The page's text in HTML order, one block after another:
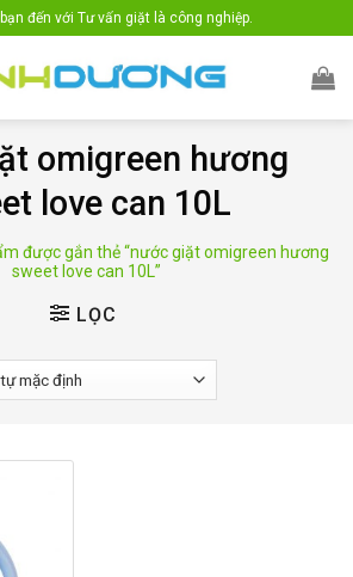
đến với Tư vấn giặt là công nghiệp.
omigreen hương
love can 10L
được gắn thẻ “nước giặt omigreen hương
sweet love can 10L”
LỌC